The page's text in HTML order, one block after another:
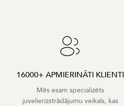
16000+ APMIERINĀTI KLIENTI
Mēs esam specializēts
juvelierizstrādājumu veikals, kas